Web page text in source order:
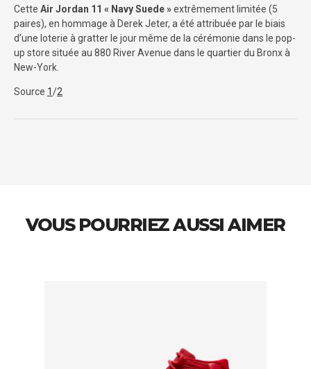
Cette Air Jordan 11 « Navy Suede »extrêmement limitée (5
paires), en hommage à Derek Jeter, a été attribuée par le biais
d’une loterie à gratter le jour même de la cérémonie dans le pop-
up store située au 880 River Avenue dans le quartier du Bronx à
New-York.
Source 1/2
VOUS POURRIEZ AUSSI AIMER